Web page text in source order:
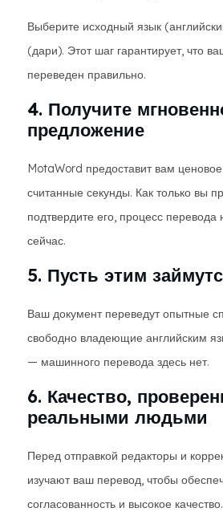
Выберите исходный язык
(дари). Этот шаг гарантирует, что
переведен правильно.
4. Получите
предложение
MotaWord предоставит вам
считанные секунды. Как только вы
подтвердите его, процесс перевода
сейчас.
5. Пусть этим
Ваш документ переведут опытные
свободно владеющие английским
— машинного перевода здесь нет.
6. Качество,
реальными людьми
Перед отправкой редакторы и
изучают ваш перевод, чтобы
согласованность и высокое качество.